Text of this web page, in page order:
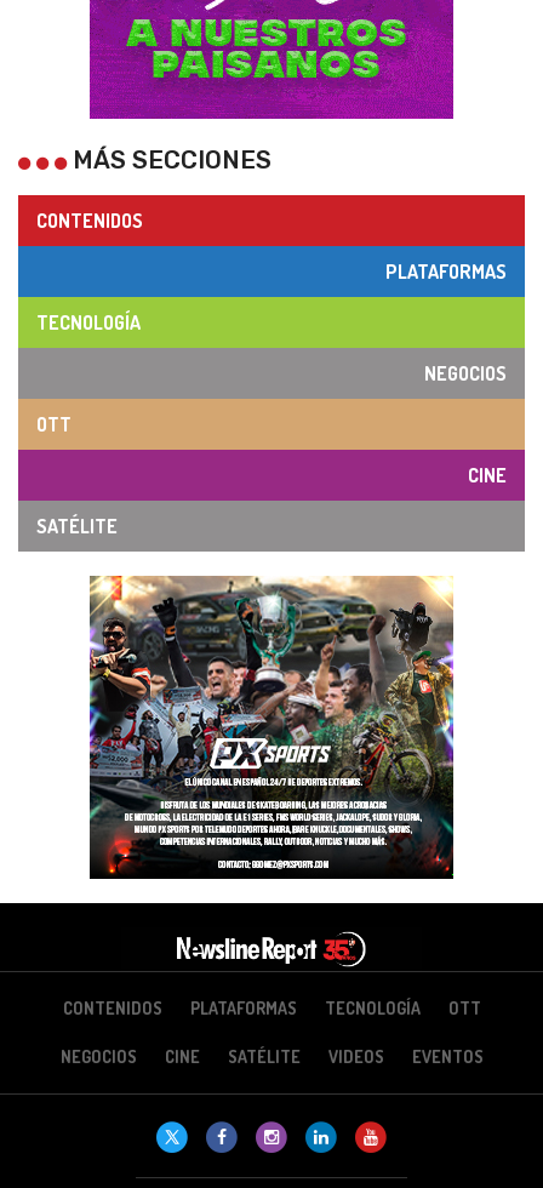
MÁS SECCIONES
CONTENIDOS
PLATAFORMAS
TECNOLOGÍA
NEGOCIOS
OTT
CINE
SATÉLITE
CONTENIDOS PLATAFORMAS TECNOLOGÍA OTT
NEGOCIOS CINE SATÉLITE VIDEOS EVENTOS